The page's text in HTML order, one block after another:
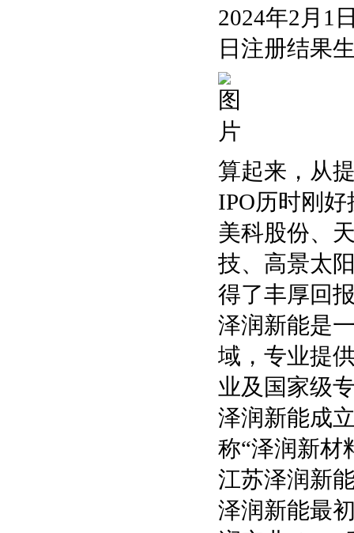
2024年2月1
日注册结果
算起来，从
IPO历时刚
美科股份、
技、高景太
得了丰厚回
泽润新能是
域，专业提
业及国家级
泽润新能成
称“泽润新材
江苏泽润新
泽润新能最